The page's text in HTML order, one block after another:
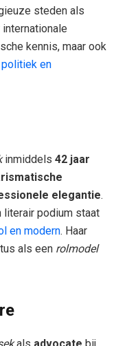
steden als
internationale
kennis, maar ook
politiek en
inmiddels 42 jaar
elegantie.
literair podium staat
en modern. Haar
als een rolmodel